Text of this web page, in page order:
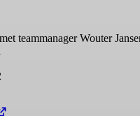
teammanager Wouter